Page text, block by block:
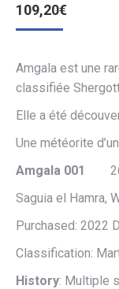
109,20€
Amgala est une
classifiée
Elle a été
Une météorite
Amgala 001
Saguia el Hamra,
Purchased: 2022
Classification:
History: Multiple